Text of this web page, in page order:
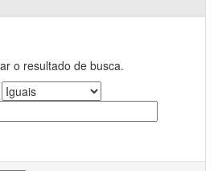
o resultado de busca.